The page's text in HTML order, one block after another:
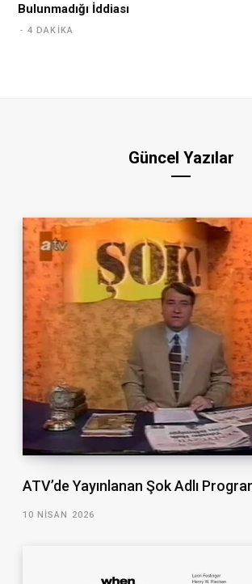
Bulunmadığı İddiası
4 DAKIKA
Güncel Yazılar
ATV’de Yayınlanan Şok Adlı
10 NISAN 2026